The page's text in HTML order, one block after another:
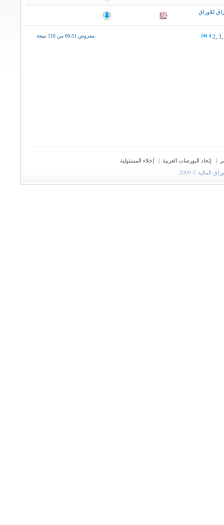
للاوراق
معروض 51-60 من 216 نتيجة 2 3
| إتحاد البورصات العربية |
إخلاء المسئولية
© 2009